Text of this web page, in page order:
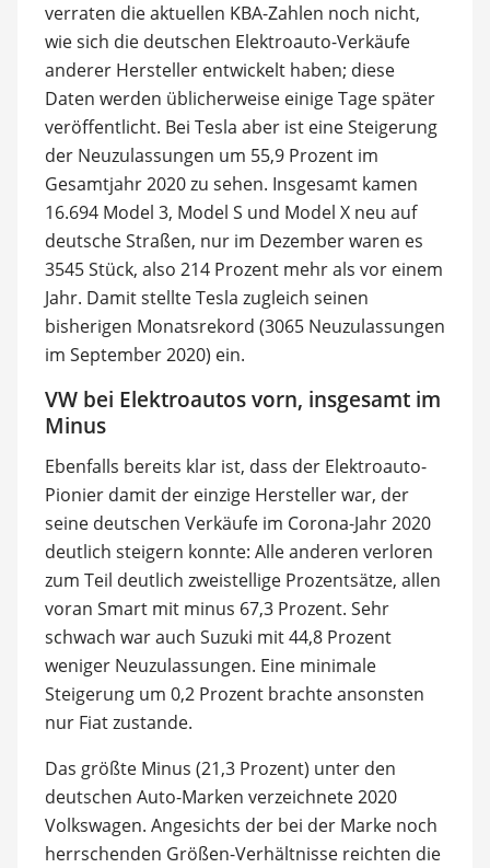
verraten die aktuellen KBA-Zahlen noch nicht,
wie sich die deutschen Elektroauto-Verkäufe
anderer Hersteller entwickelt haben; diese
Daten werden üblicherweise einige Tage später
veröffentlicht. Bei Tesla aber ist eine Steigerung
der Neuzulassungen um 55,9 Prozent im
Gesamtjahr 2020 zu sehen. Insgesamt kamen
16.694 Model 3, Model S und Model X neu auf
deutsche Straßen, nur im Dezember waren es
3545 Stück, also 214 Prozent mehr als vor einem
Jahr. Damit stellte Tesla zugleich seinen
bisherigen Monatsrekord (3065 Neuzulassungen
im September 2020) ein.
VW bei Elektroautos vorn, insgesamt im
Minus
Ebenfalls bereits klar ist, dass der Elektroauto-
Pionier damit der einzige Hersteller war, der
seine deutschen Verkäufe im Corona-Jahr 2020
deutlich steigern konnte: Alle anderen verloren
zum Teil deutlich zweistellige Prozentsätze, allen
voran Smart mit minus 67,3 Prozent. Sehr
schwach war auch Suzuki mit 44,8 Prozent
weniger Neuzulassungen. Eine minimale
Steigerung um 0,2 Prozent brachte ansonsten
nur Fiat zustande.
Das größte Minus (21,3 Prozent) unter den
deutschen Auto-Marken verzeichnete 2020
Volkswagen. Angesichts der bei der Marke noch
herrschenden Größen-Verhältnisse reichten die